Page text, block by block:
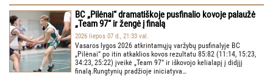
BC „Pilėnai“ dramatiškoje pusfinalio kovoje palaužė
„Team 97“ ir žengė į finalą
2026 liepos 07 d., 21:33 val.
Vasaros lygos 2026 atkrintamųjų varžybų pusfinalyje BC
„Pilėnai“ po itin atkaklios kovos rezultatu 85:82 (11:14, 15:23,
34:23, 25:22) įveikė „Team 97“ ir iškovojo kelialapį į didįjį
finalą.Rungtynių pradžioje iniciatyva…